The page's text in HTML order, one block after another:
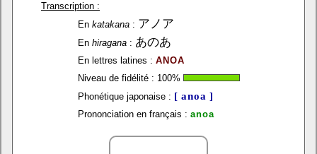
Transcription :
En katakana: アノア
En hiragana: あのあ
En lettres latines : ANOA
Niveau de fidélité : 100%
Phonétique japonaise : [ anoa ]
Prononciation en français : anoa